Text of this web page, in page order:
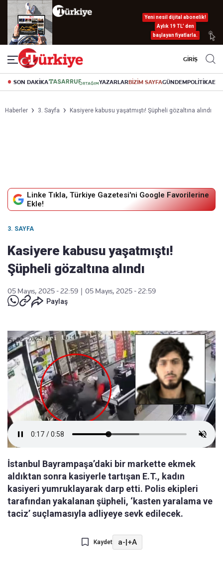
Yeni nesil dijital abonelik!
Aylık 19 TL’ den
başlayan fiyatlarla.
GİRİŞ
SON DAKİKA YAZARLARBİZİM SAYFAGÜNDEMPOLİTİKA
Haberler 3. Sayfa Kasiyere kabusu yaşatmıştı! Şüpheli gözaltına alındı
Linke Tıkla, Türkiye Gazetesi'ni Google Favorilerine
Ekle!
3. SAYFA
Kasiyere kabusu yaşatmıştı!
Şüpheli gözaltına alındı
05 Mayıs, 2025 - 22:59
05 Mayıs, 2025 - 22:59
Paylaş
İstanbul Bayrampaşa’daki bir markette ekmek
aldıktan sonra kasiyerle tartışan E.T., kadın
kasiyeri yumruklayarak darp etti. Polis ekipleri
tarafından yakalanan şüpheli, ‘kasten yaralama ve
taciz’ suçlamasıyla adliyeye sevk edilecek.
Kaydet a-|+A